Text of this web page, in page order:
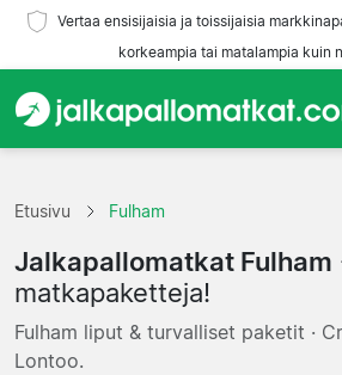
Vertaa ensisijaisia ja toissijaisia
korkeampia tai matalampia kuin
Joukkueet
Liigat
Matkatoimistoja
Etusivu Fulham
Jalkapallomatkat Fulham
matkapaketteja!
Fulham liput & turvalliset paketit ·
Lontoo.